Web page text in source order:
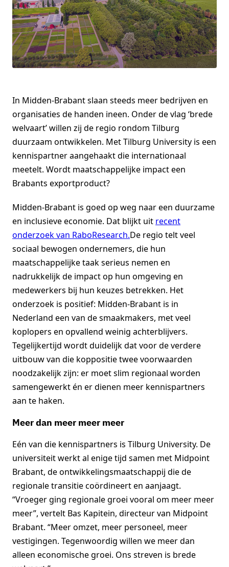
In Midden-Brabant slaan steeds meer bedrijven en
organisaties de handen ineen. Onder de vlag ‘brede
welvaart’ willen zij de regio rondom Tilburg
duurzaam ontwikkelen. Met Tilburg University is een
kennispartner aangehaakt die internationaal
meetelt. Wordt maatschappelijke impact een
Brabants exportproduct?
Midden-Brabant is goed op weg naar een duurzame
en inclusieve economie. Dat blijkt uit recent
onderzoek van RaboResearch.De regio telt veel
sociaal bewogen ondernemers, die hun
maatschappelijke taak serieus nemen en
nadrukkelijk de impact op hun omgeving en
medewerkers bij hun keuzes betrekken. Het
onderzoek is positief: Midden-Brabant is in
Nederland een van de smaakmakers, met veel
koplopers en opvallend weinig achterblijvers.
Tegelijkertijd wordt duidelijk dat voor de verdere
uitbouw van die koppositie twee voorwaarden
noodzakelijk zijn: er moet slim regionaal worden
samengewerkt én er dienen meer kennispartners
aan te haken.
Meer dan meer meer meer
Eén van die kennispartners is Tilburg University. De
universiteit werkt al enige tijd samen met Midpoint
Brabant, de ontwikkelingsmaatschappij die de
regionale transitie coördineert en aanjaagt.
“Vroeger ging regionale groei vooral om meer meer
meer”, vertelt Bas Kapitein, directeur van Midpoint
Brabant. “Meer omzet, meer personeel, meer
vestigingen. Tegenwoordig willen we meer dan
alleen economische groei. Ons streven is brede